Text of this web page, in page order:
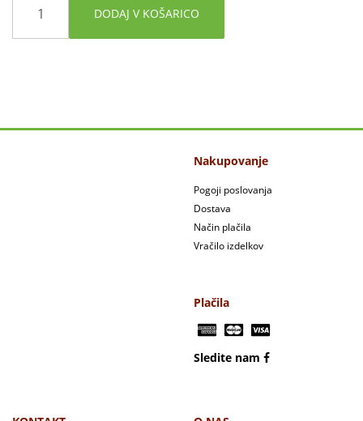
DODAJ V KOŠARICO
Nakupovanje
Pogoji poslovanja
Dostava
Način plačila
Vračilo izdelkov
Plačila
Sledite nam